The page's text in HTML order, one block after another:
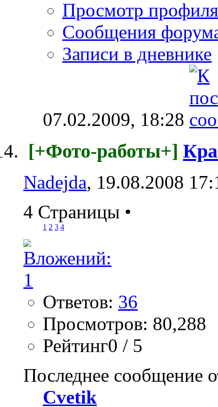
Просмотр профиля
Сообщения
Записи в дневнике
07.02.2009, 18:28
[+Фото-работы+]
Nadejda, 19.08.2008
4 Страницы •
1 2 3 4
Ответов: 36
Просмотров: 80,288
Рейтинг0 / 5
Последнее сообщение
Cvetik